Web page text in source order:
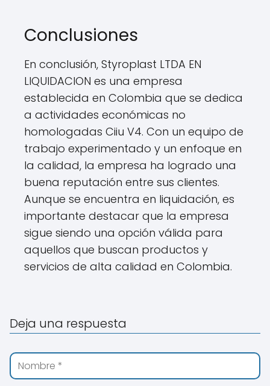
Conclusiones
En conclusión, Styroplast LTDA EN
LIQUIDACION es una empresa
establecida en Colombia que se dedica
a actividades económicas no
homologadas Ciiu V4. Con un equipo de
trabajo experimentado y un enfoque en
la calidad, la empresa ha logrado una
buena reputación entre sus clientes.
Aunque se encuentra en liquidación, es
importante destacar que la empresa
sigue siendo una opción válida para
aquellos que buscan productos y
servicios de alta calidad en Colombia.
Deja una respuesta